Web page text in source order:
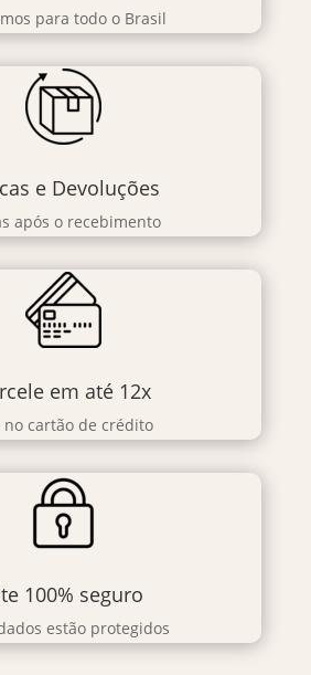
para todo o Brasil
e Devoluções
após o recebimento
em até 12x
no cartão de crédito
100% seguro
estão protegidos